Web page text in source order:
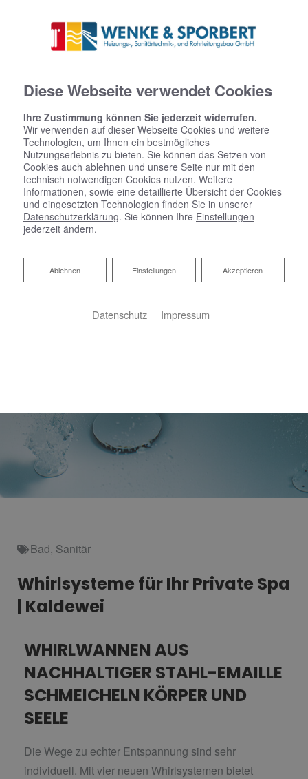
Bad, Sanitär
Whirlsysteme für Ihr Private Spa
| Kaldewei
WHIRLWANNEN AUS
NACHHALTIGER STAHL-EMAILLE
SCHMEICHELN KÖRPER UND
SEELE
Die Wege zu echter Entspannung sind sehr
individuell. Mit vier neuen Whirlsystemen bietet
Diese Webseite verwendet Cookies
Ihre Zustimmung können Sie jederzeit widerrufen.
Wir verwenden auf dieser Webseite Cookies und weitere
Technologien, um Ihnen ein bestmögliches
Nutzungserlebnis zu bieten. Sie können das Setzen von
Cookies auch ablehnen und unsere Seite nur mit den
technisch notwendigen Cookies nutzen. Weitere
Informationen, sowie eine detaillierte Übersicht der Cookies
und eingesetzten Technologien finden Sie in unserer
Datenschutzerklärung. Sie können Ihre Einstellungen
jederzeit ändern.
Akzeptieren
Einstellungen
Ablehnen
Ablehnen
Datenschutz Impressum